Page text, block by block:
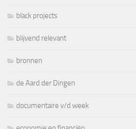
black projects
blijvend relevant
bronnen
de Aard der Dingen
documentaire v/d week